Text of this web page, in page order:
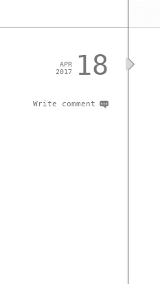
18
APR
2017
Write comment